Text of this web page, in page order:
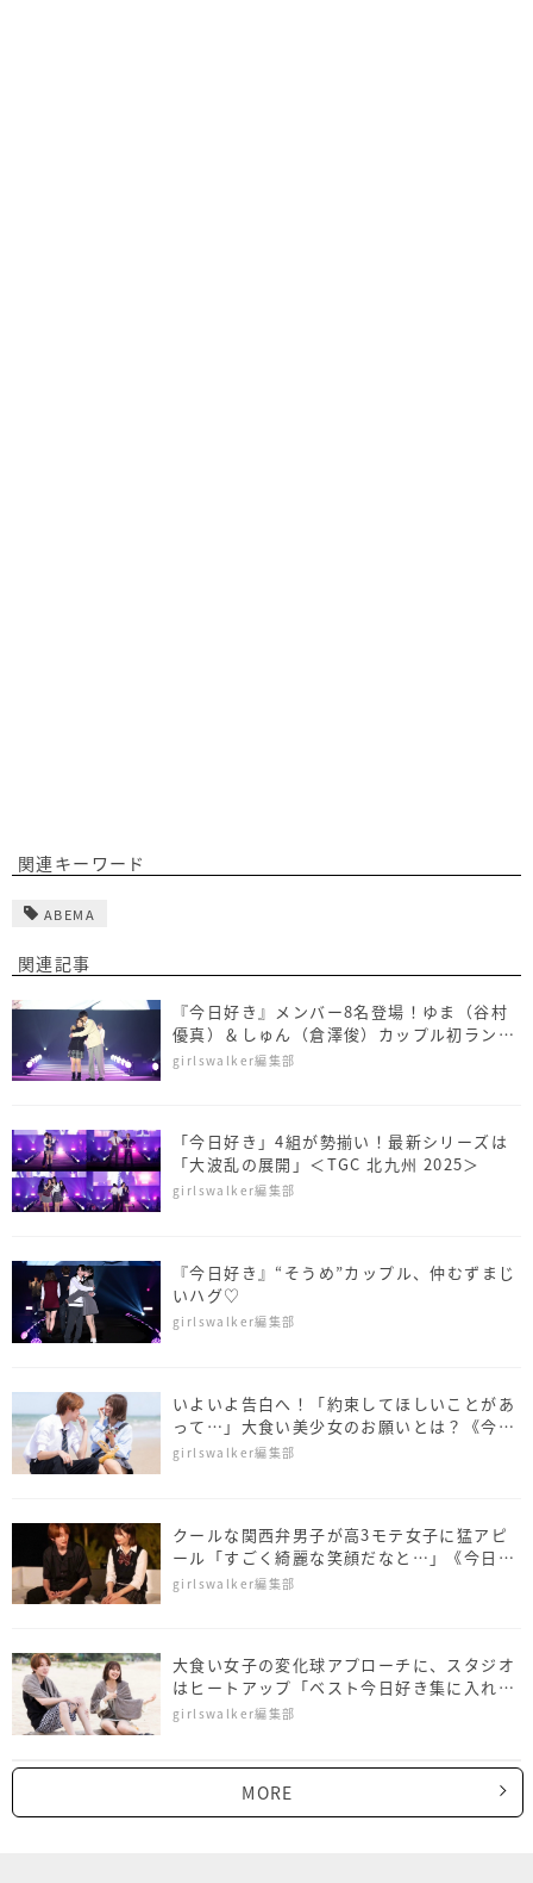
関連キーワード
ABEMA
関連記事
『今日好き』メンバー8名登場！ゆま（谷村
優真）＆しゅん（倉澤俊）カップル初ランウ
ェイ＜SDGs推進 TGC しずおか 2026＞
girlswalker編集部
「今日好き」4組が勢揃い！最新シリーズは
「大波乱の展開」＜TGC 北九州 2025＞
girlswalker編集部
『今日好き』“そうめ”カップル、仲むずまじ
いハグ♡
girlswalker編集部
いよいよ告白へ！「約束してほしいことがあ
って…」大食い美少女のお願いとは？《今日
好き ホアヒン編 第4話》
girlswalker編集部
クールな関西弁男子が高3モテ女子に猛アピ
ール「すごく綺麗な笑顔だなと…」《今日好
き ホアヒン編 第3話》
girlswalker編集部
大食い女子の変化球アプローチに、スタジオ
はヒートアップ「ベスト今日好き集に入れて
ほしい」《今日好き ホアヒン編 第2話》
girlswalker編集部
MORE